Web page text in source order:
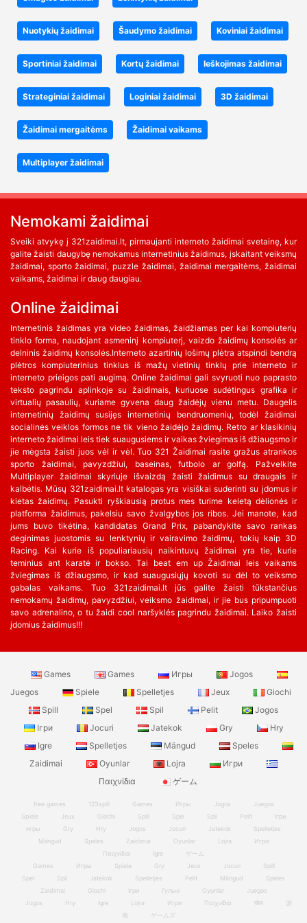
Nuotykių žaidimai Šaudymo žaidimai Koviniai žaidimai
Sportiniai žaidimai Kortų žaidimai Ieškojimas žaidimai
Strateginiai žaidimai Loginiai žaidimai 3D žaidimai
Žaidimai mergaitėms Žaidimai vaikams
Multiplayer žaidimai
Nemokami žaidimai
Sveiki atvykę į 321zaidimai.lt, pirmaujanti interneto žaidimai svetainę, kur
galite žaisti daugybę nemokamus internetinius žaidimus, įskaitant veiksmų
žaidimai, sporto žaidimai, puzzle žaidimai, žaidimai mergaitėms, žaidimai
vaikams, žaidimai ir daug daugiau.
Online žaidimai
Internetinis žaidimas yra video žaidimas, žaidžiamas per kai kompiuterių
tinklo forma, naudojant asmeninį kompiuterį, vaizdo žaidimų konsolės ar
delninis žaidimų konsolės.Interneto azartinių lošimų plėtra atspindi bendrą
plėtros kompiuterinius tinklus iš mažų vietinių tinklų prie interneto ir
interneto prieigos pati augimą. Online žaidimai gali svyruoti nuo paprasto
teksto pagrindu aplinkoje su žaidimais, kuriuose sudėtingus grafika ir
virtualių pasaulių, kuriame gyvena daug žaidėjų vienu metu. Daugelis
internetinių žaidimų susijęs internetinių bendruomenių, todėl žaidimai
socialinės veiklos formos ne tik vieno žaidėjo žaidimų. Retro ar klasikinių
interneto žaidimai leis tiek suaugusiems ir vaikas žviegimas iš džiaugsmo ir
jie mėgsta žaisti juos vėl ir vėl. Tuo 321 Žaidimai rasite gražus atrankos
sporto žaidimai, pavyzdžiui, baseinas, futbolo ar golfą. Pažvelkite
Multiplayer žaidimai skyriuje išvaizdą žaisti žaidimus su draugais ir
kalbėtis. Mūsų 321zaidimai.lt katalogas yra visiškai suderinti su įdomus ir
kietas žaidimų. Pasukti ryškiausią protus mes turime keletą dėlionės ir
platforma žaidimus, pakelsiu savo žvalgybos jos ribos. Jei manote, kad
jums buvo tikėtina, kandidatas Grand Prix, pabandykite savo rankas
deginimas juostomis su lenktynių ir vairavimo žaidimų, tokių kaip 3D
Racing. Kai kurie iš populiariausių naikintuvų žaidimai yra tie, kurie
teminius ant karatė ir bokso. Tai beat em up Žaidimai leis vaikams
žviegimas iš džiaugsmo, ir kad suaugusiųjų kovoti su dėl to veiksmo
gabalas vaikams. Tuo 321zaidimai.lt jūs galite žaisti tūkstančius
nemokamų žaidimų, pavyzdžiui, veiksmo žaidimai, ir jie bus pripumpuoti
savo adrenalino, o tu žaidi cool naršyklės pagrindu žaidimai. Laiko žaisti
įdomius žaidimus!!!
Games Games Игры
Jogos
Juegos
Spiele Spelletjes Jeux
Giochi
Spill
Spel Spil Pelit
Jogos
Ігри
Jocuri Jatekok Gry
Hry
Igre
Spelletjes Mängud
Speles
Zaidimai
Oyunlar Lojra
Игри
Παιχνίδια
ゲーム
free games 123spill Games Игры Jogos
Juegos
Spiele
Jeux Giochi Spill Spel Spil Pelit
Ігри
игры
Gry Hry Jogos Jocuri Jatekok
Spelletjes
Mängud
Speles Zaidimai Oyunlar Lojra
Игри
Παιχνίδια
Igre
ゲーム
Games
Игры Spiele Gry Jeux Jocuri
Spill
Spel
Spil Jatekok Spelletjes Pelit Mängud
Speles
Zaidimai
Giochi Ігри Гульні Oyunlar
Juegos
Jogos
Hry Igre Lojra Игри Παιχνίδια खेल
游
戏
ゲームズ